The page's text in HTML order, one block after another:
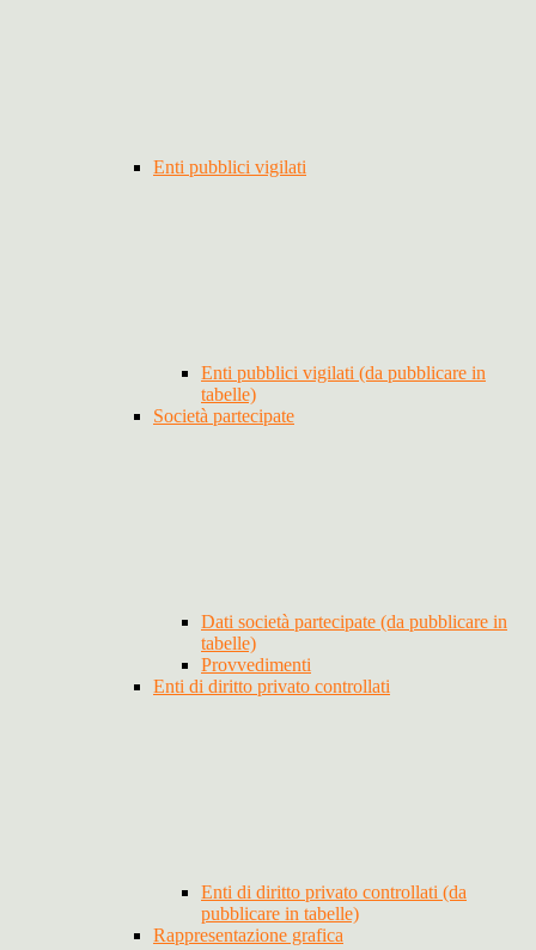
Enti pubblici vigilati
Enti pubblici vigilati (da pubblicare in
tabelle)
Società partecipate
Dati società partecipate (da pubblicare in
tabelle)
Provvedimenti
Enti di diritto privato controllati
Enti di diritto privato controllati (da
pubblicare in tabelle)
Rappresentazione grafica